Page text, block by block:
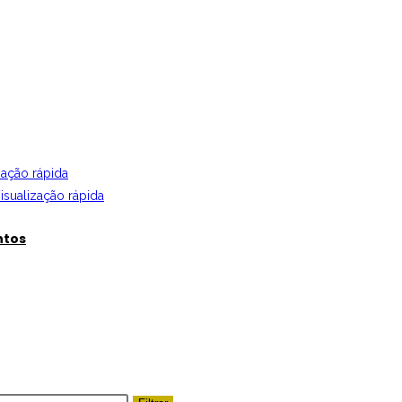
rápida
rápida